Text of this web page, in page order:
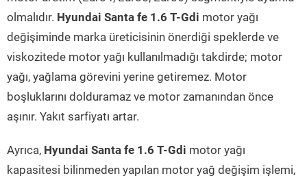
olmalıdır. Hyundai Santa fe 1.6 T-Gdi motor yağı
değişiminde marka üreticisinin önerdiği speklerde ve
viskozitede motor yağı kullanılmadığı takdirde; motor
yağı, yağlama görevini yerine getiremez. Motor
boşluklarını dolduramaz ve motor zamanından önce
aşınır. Yakıt sarfiyatı artar.
Ayrıca, Hyundai Santa fe 1.6 T-Gdi motor yağı
kapasitesi bilinmeden yapılan motor yağ değişim işlemi,